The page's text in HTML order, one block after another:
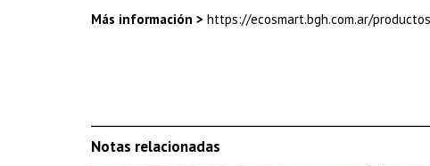
Más información > https://ecosmart.bgh.com.ar/
Notas relacionadas